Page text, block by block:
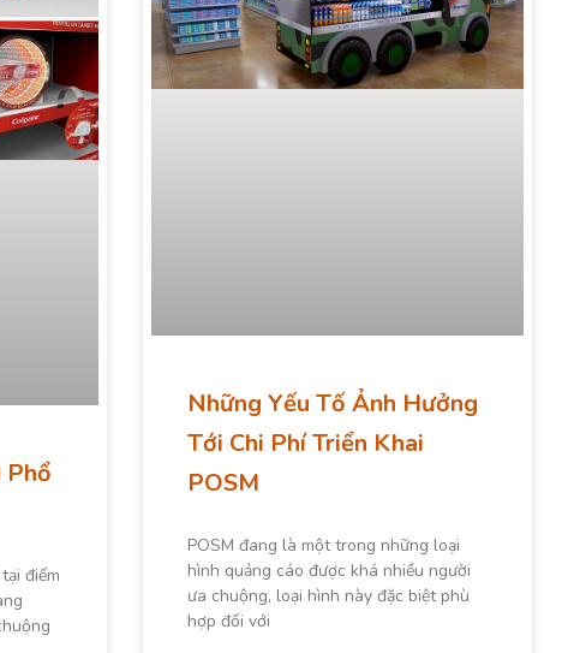
Phổ
điểm
Những Yếu Tố Ảnh Hưởng
Tới Chi Phí Triển Khai
POSM
POSM đang là một trong những loại
hình quảng cáo được khá nhiều người
ưa chuộng, loại hình này đặc biệt phù
hợp đối với